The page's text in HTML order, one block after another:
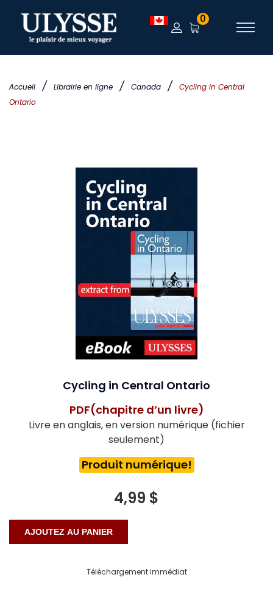
Accueil / Librairie en ligne / Canada /
Cycling in Central
Ontario
0
Cycling in Central Ontario
PDF(chapitre d’un livre)
Livre en anglais, en version numérique (fichier
seulement)
Produit numérique!
4,99 $
Téléchargement immédiat